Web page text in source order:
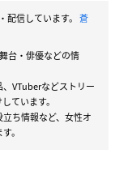
配信しています。 蒼
台・俳優などの情
VTuberなどストリー
ています。
ち情報など、女性オ
。